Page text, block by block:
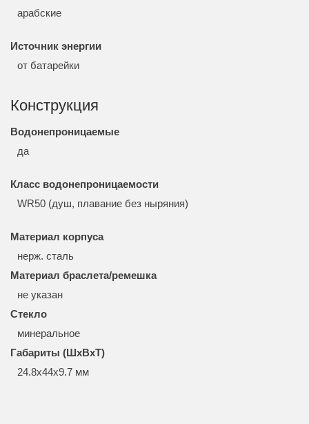
арабские
Источник энергии
от батарейки
Конструкция
Водонепроницаемые
да
Класс водонепроницаемости
WR50 (душ, плавание без ныряния)
Материал корпуса
нерж. сталь
Материал браслета/ремешка
не указан
Стекло
минеральное
Габариты (ШхВхТ)
24.8x44x9.7 мм